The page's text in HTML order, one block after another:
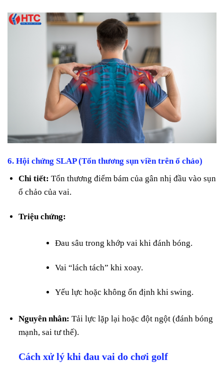
6. Hội chứng SLAP (Tổn thương sụn viền trên ổ chảo)
Chi tiết: Tổn thương điểm bám của gân nhị đầu vào sụn
ổ chảo của vai.
Triệu chứng:
Đau sâu trong khớp vai khi đánh bóng.
Vai “lách tách” khi xoay.
Yếu lực hoặc không ổn định khi swing.
Nguyên nhân: Tải lực lặp lại hoặc đột ngột (đánh bóng
mạnh, sai tư thế).
Cách xử lý khi đau vai do chơi golf